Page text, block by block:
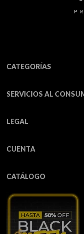
CATEGORÍAS
SERVICIOS AL
LEGAL
CUENTA
CATÁLOGO